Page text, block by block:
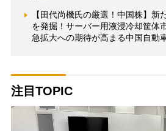
【田代尚機氏の厳選！中国株】新
を発掘！サーバー用液浸冷却筐体
急拡大への期待が高まる中国自動
注目TOPIC